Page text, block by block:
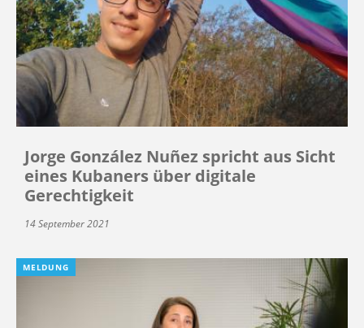
Jorge González Nuñez spricht aus Sicht
eines Kubaners über digitale
Gerechtigkeit
14 September 2021
MELDUNG